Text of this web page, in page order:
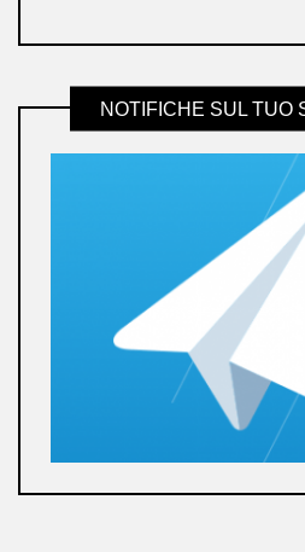
NOTIFICHE SUL TUO